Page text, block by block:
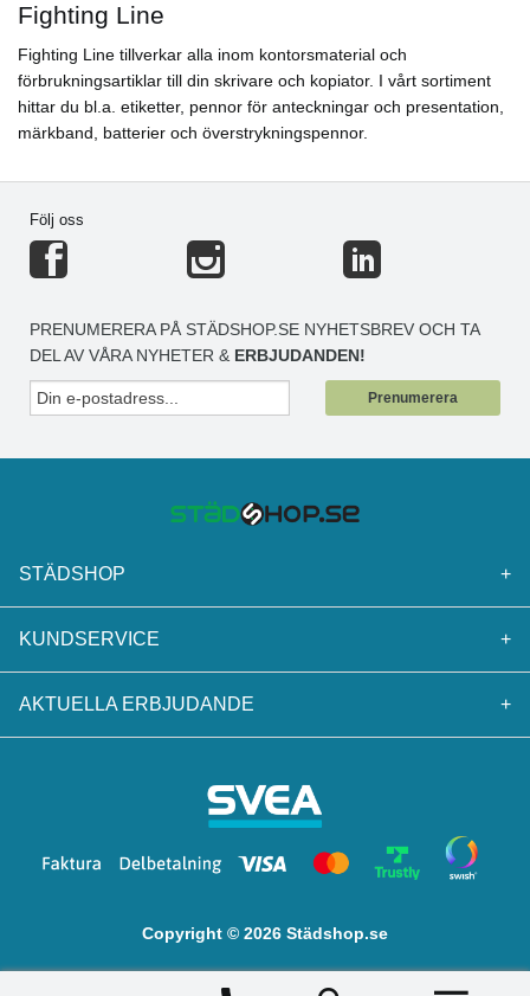
Fighting Line
Fighting Line tillverkar alla inom kontorsmaterial och
förbrukningsartiklar till din skrivare och kopiator. I vårt sortiment
hittar du bl.a. etiketter, pennor för anteckningar och presentation,
märkband, batterier och överstrykningspennor.
Följ oss
PRENUMERERA PÅ STÄDSHOP.SE NYHETSBREV OCH TA
DEL AV VÅRA NYHETER & ERBJUDANDEN!
Prenumerera
STÄDSHOP +
KUNDSERVICE +
AKTUELLA ERBJUDANDE +
Copyright © 2026 Städshop.se